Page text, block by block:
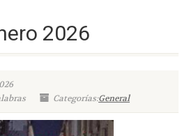
2026
Categorías:General